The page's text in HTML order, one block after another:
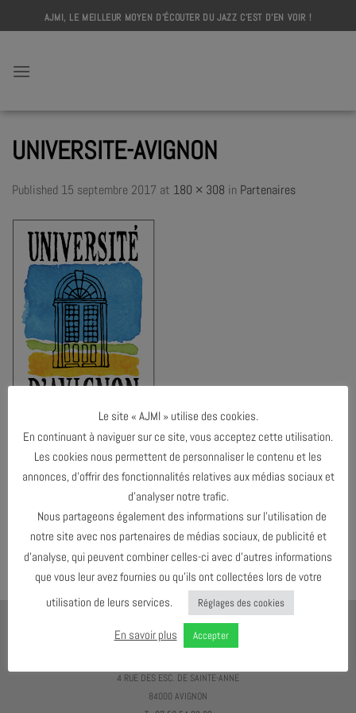
to
AJMI, LE MEILLEUR MOYEN D'ÉCOUTER DU JAZZ C'EST D'EN VOIR !
UNIVERSITE-AVIGNON
Published 15 septembre 2017 at 180 × 308 in Partenaires
Both comments and trackbacks are currently closed.
Précédent
Suivant→
AJMI
4 RUE DES ESC. DE SAINTE-ANNE
84000 AVIGNON
Le site « AJMI » utilise des cookies.
En continuant à naviguer sur ce site, vous acceptez cette utilisation.
Les cookies nous permettent de personnaliser le contenu et les
annonces, d’offrir des fonctionnalités relatives aux médias sociaux et
d’analyser notre trafic.
Nous partageons également des informations sur l’utilisation de
notre site avec nos partenaires de médias sociaux, de publicité et
d’analyse, qui peuvent combiner celles-ci avec d’autres informations
que vous leur avez fournies ou qu’ils ont collectées lors de votre
utilisation de leurs services.
Réglages des cookies
En savoir plus Accepter